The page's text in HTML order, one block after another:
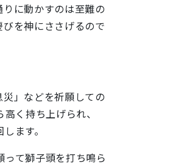
に動かすのは至難の
を神にささげるので
」などを祈願しての
く持ち上げられ、
ます。
て獅子頭を打ち鳴ら